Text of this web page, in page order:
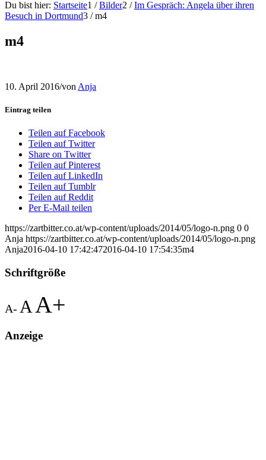
Du bist hier: Startseite1 / Bilder2 / Im Gespräch: Angela über ihren
Besuch in Dortmund3 / m4
m4
10. April 2016/von Anja
Eintrag teilen
Teilen auf Facebook
Teilen auf Twitter
Share on Twitter
Teilen auf Pinterest
Teilen auf LinkedIn
Teilen auf Tumblr
Teilen auf Reddit
Per E-Mail teilen
https://zartbitter.co.at/wp-content/uploads/2014/05/logo-n.png 0 0
Anja https://zartbitter.co.at/wp-content/uploads/2014/05/logo-n.png
Anja2016-04-10 17:42:472016-04-10 17:54:35m4
Schriftgröße
A- A A+
Anzeige